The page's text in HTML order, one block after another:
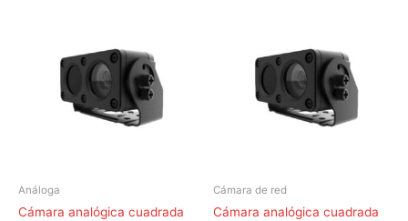
Análoga
Cámara analógica cuadrada
Cámara de red
Cámara analógica cuadrada